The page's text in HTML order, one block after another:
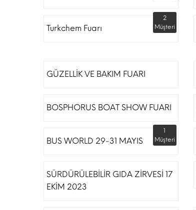
Turkchem Fuarı
2
Müşteri
GÜZELLİK VE BAKIM FUARI
BOSPHORUS BOAT SHOW FUARI
BUS WORLD 29-31 MAYIS
1
Müşteri
SÜRDÜRÜLEBİLİR GIDA ZİRVESİ 17
EKİM 2023